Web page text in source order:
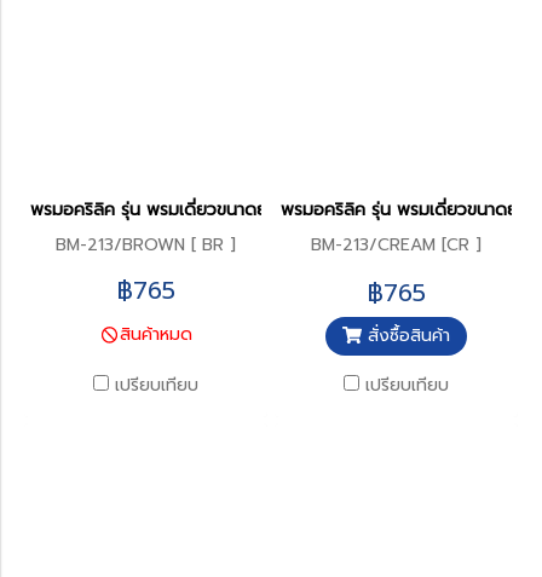
พรมอคริลิค รุ่น พรมเดี่ยวขนาดยาว 45 x 120 ซม.
BM-213/BROWN [ BR ]
฿765
สินค้าหมด
เปรียบเทียบ
พรมอคริลิค รุ่น พรมเดี่ยวขนาดยา
BM-213/CREAM [CR ]
฿765
สั่งซื้อสินค้า
เปรียบเทียบ